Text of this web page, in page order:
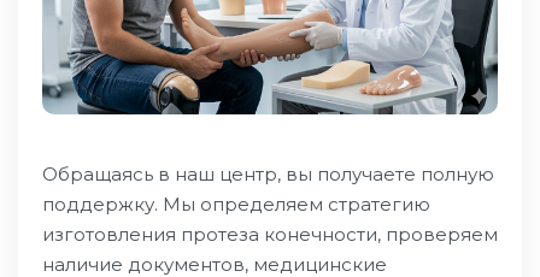
Обращаясь в наш центр, вы получаете полную
поддержку. Мы определяем стратегию
изготовления протеза конечности, проверяем
наличие документов, медицинские